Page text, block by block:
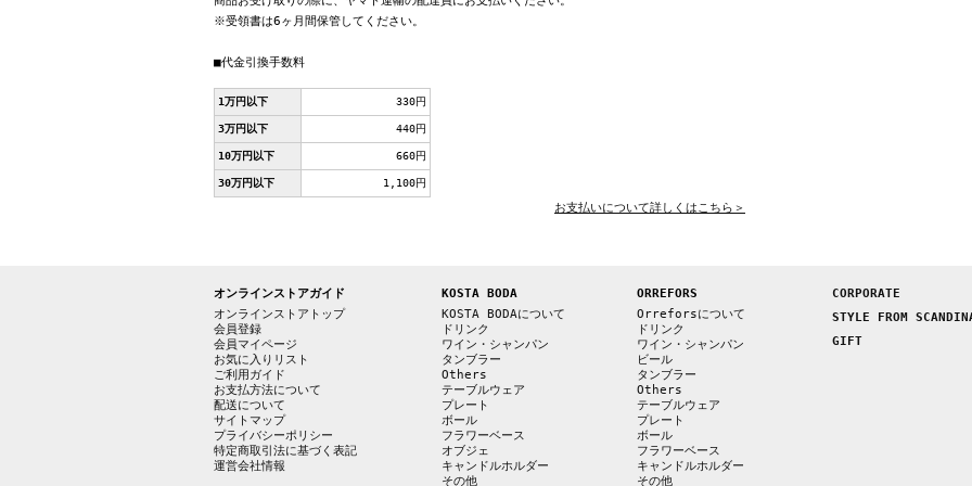
※受領書は6ヶ月間保管してください。
■代金引換手数料
1万円以下 330円
3万円以下 440円
10万円以下 660円
30万円以下 1,100円
お支払いについて詳しくはこちら＞
オンラインストアガイド
オンラインストアトップ
会員登録
会員マイページ
お気に入りリスト
ご利用ガイド
お支払方法について
配送について
サイトマップ
プライバシーポリシー
特定商取引法に基づく表記
運営会社情報
KOSTA BODA
KOSTA BODAについて
ドリンク
ワイン・シャンパン
タンブラー
Others
テーブルウェア
プレート
ボール
フラワーベース
オブジェ
キャンドルホルダー
その他
ORREFORS
Orreforsについて
ドリンク
ワイン・シャンパン
ビール
タンブラー
Others
テーブルウェア
プレート
ボール
フラワーベース
キャンドルホルダー
その他
CORPORATE
STYLE FROM
GIFT